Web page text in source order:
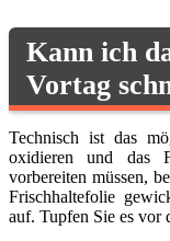
Kann ich
Vortag
Technisch ist das
oxidieren und das
vorbereiten müssen,
Frischhaltefolie
auf. Tupfen Sie es vor